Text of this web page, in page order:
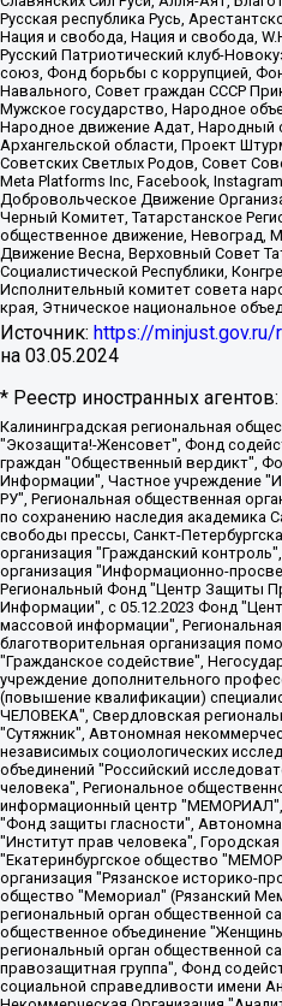
Русская республика Русь,
Нация и свобода, Нация и свобода,
Русский Патриотический клуб-
союз, Фонд борьбы с коррупцией,
Навального, Совет граждан СССР
Мужское государство, Народное
Народное движение Адат, Народный
Архангельской области, Проект
Советских Светлых Родов, Совет
Meta Platforms Inc, Facebook,
Добровольческое Движение
Черный Комитет, Татарстанское
общественное движение, Невоград,
Движение Весна, Верховный Совет
Социалистической Республики,
Исполнительный комитет совета
края, Этническое национальное
Источник: https://
на 03.05.2024
* Реестр иностранных агентов:
Калининградская региональная общественная организация "Экозащита!-Женсовет", Фонд содействия защите прав и свобод граждан "Общественный вердикт", Фонд "Институт Развития Свободы Информации", Частное учреждение "Информационное агентство МЕМО. РУ", Региональная общественная организация "Общественная комиссия по сохранению наследия академика Сахарова", Фонд поддержки свободы прессы, Санкт-Петербургская общественная правозащитная организация "Гражданский контроль", Межрегиональная общественная организация "Информационно-просветительский центр "Мемориал", Региональный Фонд "Центр Защиты Прав Средств Массовой Информации", с 05.12.2023 Фонд "Центр Защиты Прав Средств массовой информации", Региональная общественная благотворительная организация помощи беженцам и мигрантам "Гражданское содействие", Негосударственное образовательное учреждение дополнительного профессионального образования (повышение квалификации) специалистов "АКАДЕМИЯ ПО ПРАВАМ ЧЕЛОВЕКА", Свердловская региональная общественная организация "Сутяжник", Автономная некоммерческая организация "Центр независимых социологических исследований", Союз общественных объединений "Российский исследовательский центр по правам человека", Региональное общественное учреждение научно-информационный центр "МЕМОРИАЛ", Некоммерческая организация "Фонд защиты гласности", Автономная некоммерческая организация "Институт прав человека", Городская общественная организация "Екатеринбургское общество "МЕМОРИАЛ", Городская общественная организация "Рязанское историко-просветительское и правозащитное общество "Мемориал" (Рязанский Мемориал), Челябинский региональный орган общественной самодеятельности – женское общественное объединение "Женщины Евразии", Челябинский региональный орган общественной самодеятельности "Уральская правозащитная группа", Фонд содействия защите здоровья и социальной справедливости имени Андрея Рылькова, Автономная Некоммерческая Организация "Аналитический Центр Юрия Левады", Автономная некоммерческая организация социальной поддержки населения "Проект Апрель", Региональная общественная организация помощи женщинам и детям, находящимся в кризисной ситуации "Информационно-методический центр "Анна", Фонд содействия развитию массовых коммуникаций и правовому просвещению "Так-так-Так", Фонд содействия устойчивому развитию "Серебряная тайга", Свердловский региональный общественный фонд социальных проектов "Новое время", "Idel.Реалии", Кавказ.Реалии, Крым.Реалии, Телеканал Настоящее Время, Татаро-башкирская служба Радио Свобода (Azatliq Radiosi), Радио Свободная Европа/Радио Свобода (PCE/PC), "Сибирь.Реалии", "Фактограф", Благотворительный фонд помощи осужденным и их семьям, Автономная некоммерческая организация "Институт глобализации и социальных движений", Фонд "В защиту прав заключенных", Частное учреждение "Центр поддержки и содействия развитию средств массовой информации", Пензенский региональный общественный благотворительный фонд "Гражданский союз", "Север.Реалии", Некоммерческая организация Фонд "Правовая инициатива", Общество с ограниченной ответственностью "Радио Свободная Европа/Радио Свобода", Чешское информационное агентство "MEDIUM-ORIENT", Красноярская региональная общественная организация "Мы против СПИДа", Камалягин Денис Николаевич, Маркелов Сергей Евгеньевич, Пономарев Лев Александрович, Савицкая Людмила Алексеевна, Автономная некоммерческая организация "Центр по работе с проблемой насилия "НАСИЛИЮ.НЕТ", Межрегиональный профессиональный союз работников здравоохранения "Альянс врачей", Юридическое лицо, зарегистрированное в Латвийской Республике, SIA "Medusa Project" (регистрационный номер 40103797863, дата регистрации 10.06.2014), Некоммерческая организация "Фонд по борьбе с коррупцией", Автономная некоммерческая организация "Институт права и публичной политики", Баданин Роман Сергеевич, Гликин Максим Александрович, Железнова Мария Михайловна, Лукьянова Юлия Сергеевна, Маетная Елизавета Витальевна, Маняхин Петр Борисович, Чуракова Ольга Владимировна, Ярош Юлия Петровна, Юридическое лицо "The Insider SIA", зарегистрированное в Риге, Латвийская Республика (дата регистрации 26.06.2015), являющееся администратором доменного имени интернет-издания "The Insider SIA", https://theins.ru, Постернак Алексей Евгеньевич, Рубин Михаил Аркадьевич, Анин Роман Александрович, Юридическое лицо Istories fonds, зарегистрированное в Латвийской Республике (регистрационный номер 50008295751, дата регистрации 24.02.2020), Великовский Дмитрий Александрович, Долинина Ирина Николаевна, Мароховская Алеся Алексеевна, Шлейнов Роман Юрьевич, Шмагун Олеся Валентиновна, Общество с ограниченной ответственностью "Альтаир 2021", Общество с ограниченной ответственностью "Вега 2021", Общество с ограниченной ответственностью "Главный редактор 2021", Общество с ограниченной ответственностью "Ромашки монолит", Важенков Артем Валерьевич, Ивановская областная общественная организация "Центр гендерных исследований", Гурман Юрий Альбертович, Медиапроект "ОВД-Инфо", Егоров Владимир Владимирович, Жилинский Владимир Александрович, Общество с ограниченной ответственностью "ЗП", Иванова София Юрьевна, Карезина Инна Павловна, Кильтау Екатерина Викторовна, Петров Алексей Викторович, Пискунов Сергей Евгеньевич, Смирнов Сергей Сергеевич, Тихонов Михаил Сергеевич, Общество с ограниченной ответственностью "ЖУРНАЛИСТ-ИНОСТРАННЫЙ АГЕНТ", Арапова Галина Юрьевна, Вольтская Татьяна Анатольевна, Американская компания "Mason G.E.S. Anonymous Foundation" (США), являющаяся владельцем интернет-издания https://mnews.world/, Компания "Stichting Bellingcat", зарегистрированная в Нидерландах (дата регистрации 11.07.2018), Захаров Андрей Вячеславович, Клепиковская Екатерина Дмитриевна, Общество с ограниченной ответственностью "МЕМО", Перл Роман Александрович, Симонов Евгений Алексеевич, Соловьева Елена Анатольевна, Сотников Даниил Владимирович, Сурначева Елизавета Дмитриевна, Автономная некоммерческая организация по защите прав человека и информированию населения "Якутия – Наше Мнение", Общество с ограниченной ответственностью "Москоу диджитал медиа", с 26.01.2023 Общество с ограниченной ответственностью "Чайка Белые сады", Ветошкина Валерия Валерьевна, Заговора Максим Александрович, Межрегиональное общественное движение "Российская ЛГБТ - сеть", Оленичев Максим Владимирович, Павлов Иван Юрьевич, Скворцова